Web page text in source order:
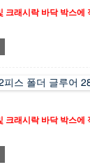
크래시락 바닥 박스에
를 한 번에 접착할 수
설치 및 조작이 간편합
조정 장치를 사용하여
휠과 두 개의 상부 전
이고 다른 하나는 냉
크래시락 바닥 박스에
를 한 번에 접착할 수
, 설치 및 조작이 간편